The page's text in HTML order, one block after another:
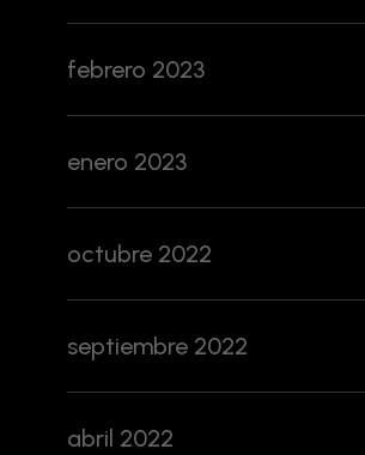
febrero 2023
enero 2023
octubre 2022
septiembre 2022
abril 2022